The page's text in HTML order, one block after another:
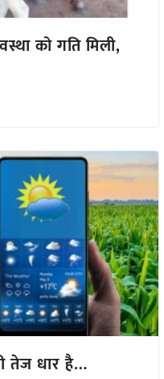
को गति मिली,
तेज धार है…